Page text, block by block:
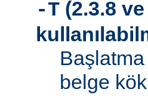
-T (2.3.8
belge